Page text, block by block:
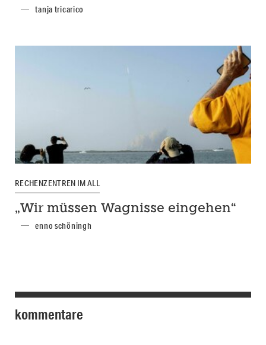
tanja tricarico
RECHENZENTREN IM ALL
„Wir müssen Wagnisse eingehen“
enno schöningh
kommentare